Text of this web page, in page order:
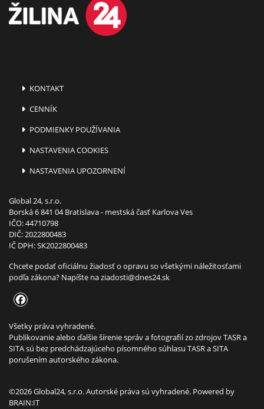
KONTAKT
CENNÍK
PODMIENKY POUŽÍVANIA
NASTAVENIA COOKIES
NASTAVENIA UPOZORNENÍ
Global 24, s.r.o.
Borská 6 841 04 Bratislava - mestská časť Karlova Ves
IČO: 44710798
DIČ: 2022800483
IČ DPH: SK2022800483
Chcete podať oficiálnu žiadosť o opravu so všetkými náležitosťami
podľa zákona? Napíšte naziadosti@dnes24.sk
Všetky práva vyhradené.
Publikovanie alebo ďalšie šírenie správ a fotografií zo zdrojov TASR a
SITA sú bez predchádzajúceho písomného súhlasu TASR a SITA
porušením autorského zákona.
©2026 Global24, s.r.o. Autorské práva sú vyhradené. Powered by
BRAIN:IT